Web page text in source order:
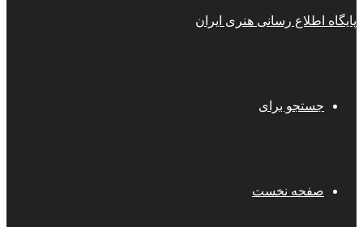
پایگاه اطلاع رسانی هنری ایران
جستجو برای
صفحه نخست